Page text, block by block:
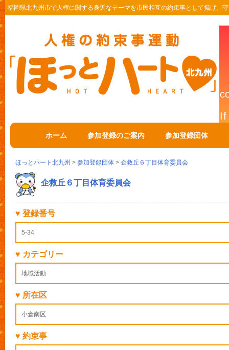
福岡県北九州市で人権に関する身近なテーマを市民相互の約束事として掲げ、
ホーム 参加登録のご案内 参加登録団体
ほっとハート北九州 > 参加登録団体 > 企救丘６丁目体育委員会
企救丘６丁目体育委員会
♥ 登録番号
5-34
♥ カテゴリー
地域活動
♥ 所在区
小倉南区
♥ 約束事